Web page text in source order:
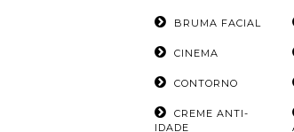
BRUMA FACIAL
CINEMA
CONTORNO
CREME ANTI-
IDADE